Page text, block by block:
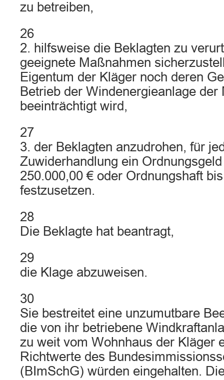
zu betreiben,
26
2. hilfsweise die Beklagten zu
geeignete Maßnahmen
Eigentum der Kläger noch deren
Betrieb der Windenergieanlage
beeinträchtigt wird,
27
3. der Beklagten anzudrohen, für
Zuwiderhandlung ein
250.000,00 € oder Ordnungshaft
festzusetzen.
28
Die Beklagte hat beantragt,
29
die Klage abzuweisen.
30
Sie bestreitet eine unzumutbare
die von ihr betriebene
zu weit vom Wohnhaus der Kläger
Richtwerte des
(BImSchG) würden eingehalten.